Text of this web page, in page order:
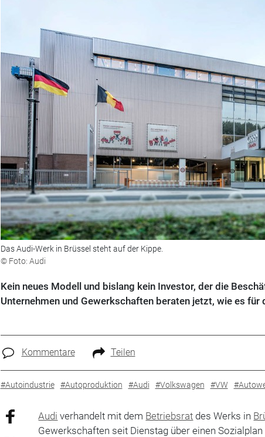
Das Audi-Werk in Brüssel steht auf der Kippe.
© Foto: Audi
Kein neues Modell und bislang kein Investor, der die
Unternehmen und Gewerkschaften beraten jetzt, wie es
Kommentare Teilen
#Autoindustrie #Autoproduktion #Audi #Volkswagen #VW
Audi verhandelt mit dem Betriebsrat des Werks in
Gewerkschaften seit Dienstag über einen